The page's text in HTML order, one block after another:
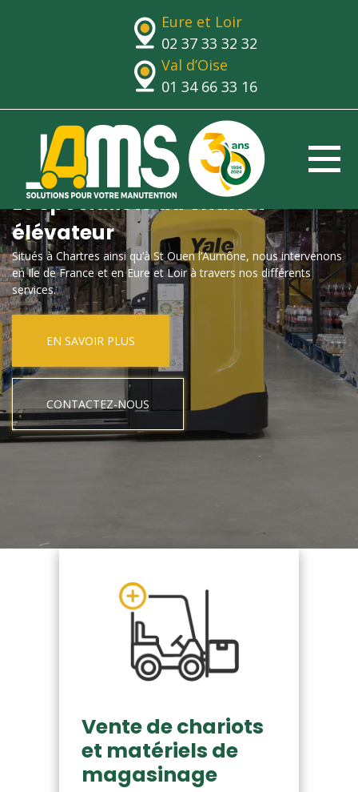
Eure et Loir
02 37 33 32 32
Val d’Oise
01 34 66 33 16
Le spécialiste du chariot
élévateur
Situés à Chartres ainsi qu’à St Ouen l’Aumône, nous intervenons
en Ile de France et en Eure et Loir à travers nos différents
services.
EN SAVOIR PLUS
CONTACTEZ-NOUS
Vente de chariots
et matériels de
magasinage